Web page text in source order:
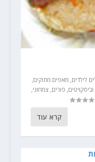
לילדים, מאפים מתוקים,
וביסקויטים, פורים, צמחוני,
קרא עוד